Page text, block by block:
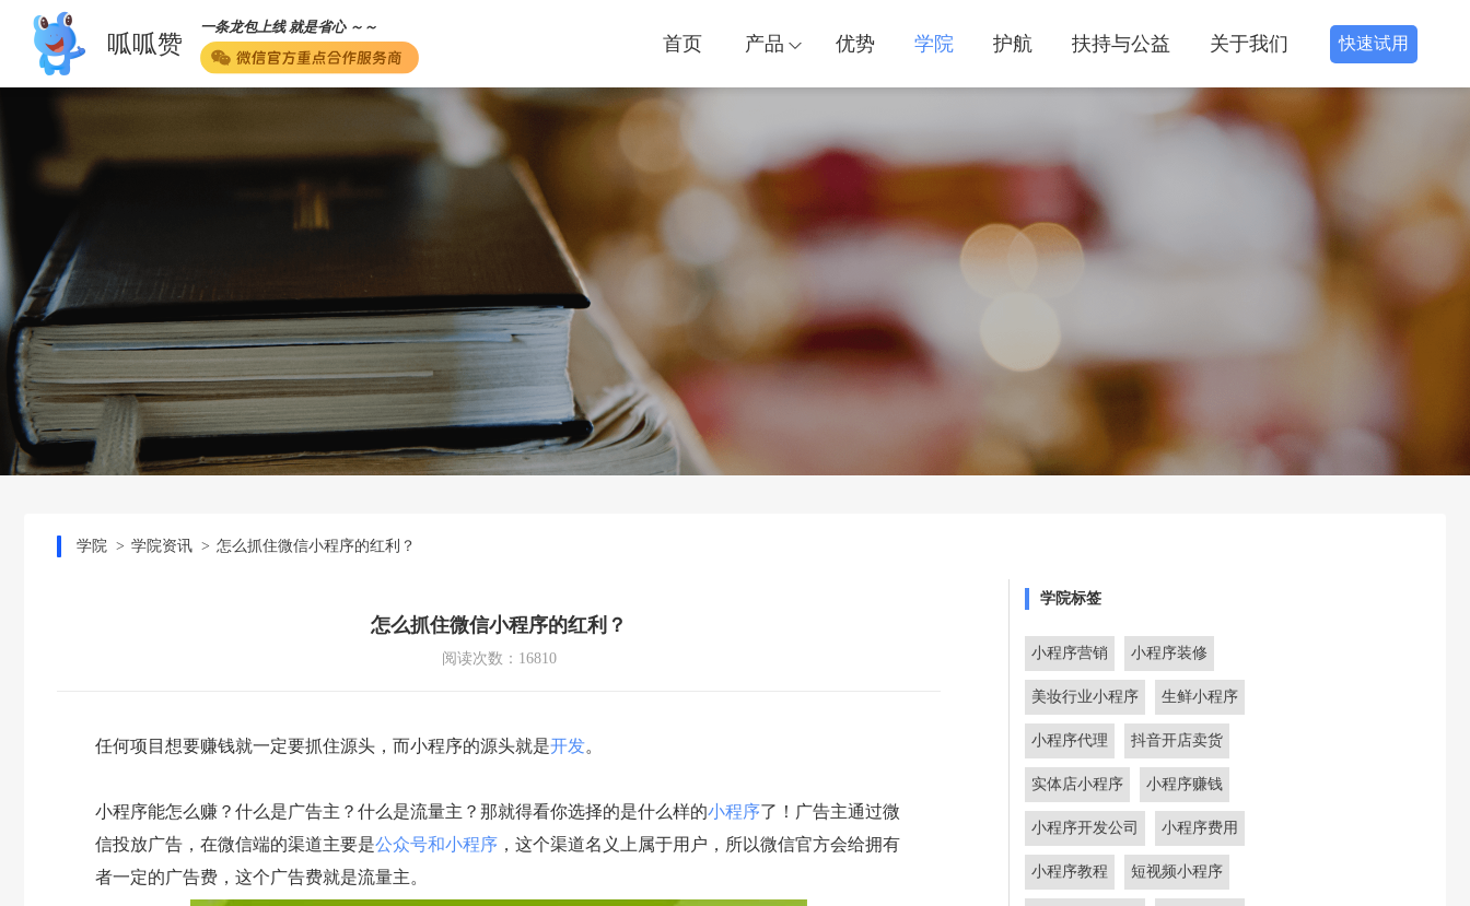
呱呱赞
一条龙包上线 就是省心 ～～
首页 产品 优势 学院 护航 扶持与公益 关于我们 快速试用
学院 学院资讯 怎么抓住微信小程序的红利？
怎么抓住微信小程序的红利？
阅读次数：16810
任何项目想要赚钱就一定要抓住源头，而小程序的源头就是开发。
小程序能怎么赚？什么是广告主？什么是流量主？那就得看你选择的是什么样的小程序了！广告主通过微
信投放广告，在微信端的渠道主要是公众号和小程序 ，这个渠道名义上属于用户，所以微信官方会给拥有
者一定的广告费，这个广告费就是流量主。
学院标签
小程序营销 小程序装修
美妆行业小程序 生鲜小程序
小程序代理 抖音开店卖货
实体店小程序 小程序赚钱
小程序开发公司 小程序费用
小程序教程 短视频小程序